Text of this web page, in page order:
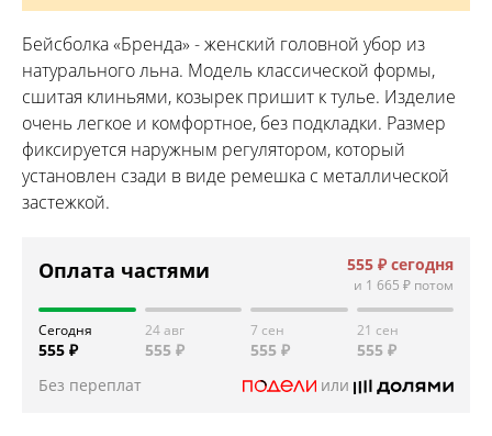
Бейсболка «Бренда» - женский головной убор из
натурального льна. Модель классической формы,
сшитая клиньями, козырек пришит к тулье. Изделие
очень легкое и комфортное, без подкладки. Размер
фиксируется наружным регулятором, который
установлен сзади в виде ремешка с металлической
застежкой.
Оплата частями 555 ₽ сегодня
и 1 665 ₽ потом
Сегодня
555 ₽
24 авг
555 ₽
7 сен
555 ₽
21 сен
555 ₽
Без переплат
или